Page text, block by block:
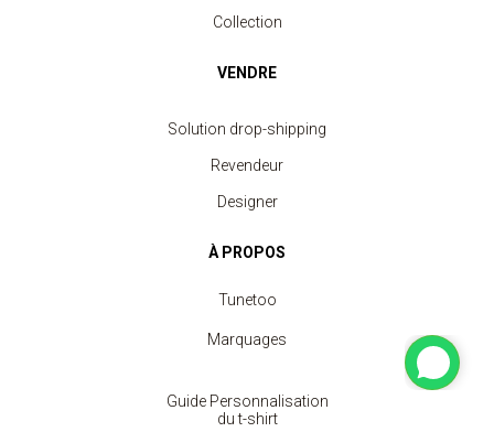
Collection
VENDRE
Solution drop-shipping
Revendeur
Designer
À PROPOS
Tunetoo
Marquages
Guide Personnalisation
du t-shirt